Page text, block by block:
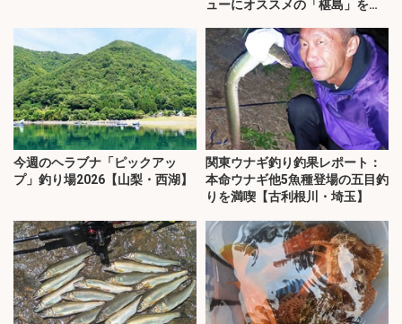
ューにオススメの「椹島」を紹
今週のヘラブナ「ピックアッ
プ」釣り場2026【山梨・西湖】
関東ウナギ釣り釣果レポート：
本命ウナギ他5魚種登場の五目釣
りを満喫【古利根川・埼玉】